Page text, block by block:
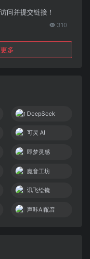
问并提交链接！
310
更多
DeepSeek
可灵 AI
即梦灵感
魔音工坊
讯飞绘镜
声咔AI配音